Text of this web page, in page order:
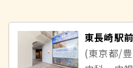
東長崎駅
(東京都/